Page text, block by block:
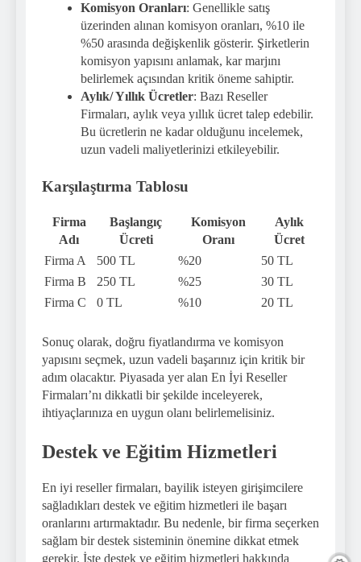
Komisyon Oranları: Genellikle satış
üzerinden alınan komisyon oranları, %10 ile
%50 arasında değişkenlik gösterir. Şirketlerin
komisyon yapısını anlamak, kar marjını
belirlemek açısından kritik öneme sahiptir.
Aylık/ Yıllık Ücretler: Bazı Reseller
Firmaları, aylık veya yıllık ücret talep edebilir.
Bu ücretlerin ne kadar olduğunu incelemek,
uzun vadeli maliyetlerinizi etkileyebilir.
Karşılaştırma Tablosu
Firma
Adı
Başlangıç
Ücreti
Komisyon
Oranı
Aylık
Ücret
Firma A
500 TL %20
50 TL
Firma B
250 TL %25
30 TL
Firma C
0 TL %10 20 TL
Sonuç olarak, doğru fiyatlandırma ve komisyon
yapısını seçmek, uzun vadeli başarınız için kritik bir
adım olacaktır. Piyasada yer alan En İyi Reseller
Firmaları’nı dikkatli bir şekilde inceleyerek,
ihtiyaçlarınıza en uygun olanı belirlemelisiniz.
Destek ve Eğitim Hizmetleri
En iyi reseller firmaları, bayilik isteyen girişimcilere
sağladıkları destek ve eğitim hizmetleri ile başarı
oranlarını artırmaktadır. Bu nedenle, bir firma seçerken
sağlam bir destek sisteminin önemine dikkat etmek
gerekir. İşte destek ve eğitim hizmetleri hakkında